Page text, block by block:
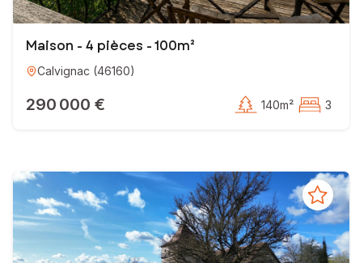
Maison - 4 pièces - 100m²
Calvignac (46160)
290 000 € 140m² 3